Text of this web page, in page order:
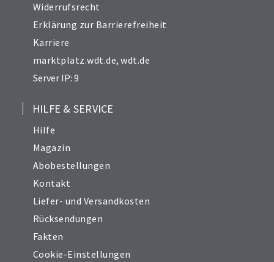
Widerrufsrecht
Erklärung zur Barrierefreiheit
Karriere
marktplatz.wdt.de,wdt.de
Server IP: 9
HILFE & SERVICE
Hilfe
Magazin
Abobestellungen
Kontakt
Liefer- und Versandkosten
Rücksendungen
Fakten
Cookie-Einstellungen